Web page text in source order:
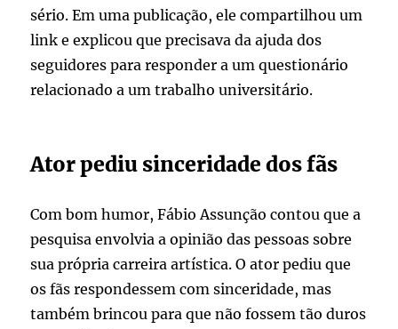
sério. Em uma publicação, ele compartilhou um
link e explicou que precisava da ajuda dos
seguidores para responder a um questionário
relacionado a um trabalho universitário.
Ator pediu sinceridade dos fãs
Com bom humor, Fábio Assunção contou que a
pesquisa envolvia a opinião das pessoas sobre
sua própria carreira artística. O ator pediu que
os fãs respondessem com sinceridade, mas
também brincou para que não fossem tão duros